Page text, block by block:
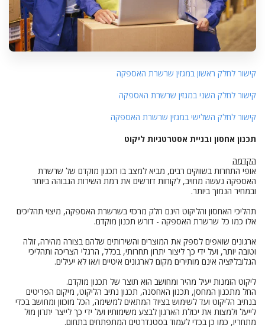
קישור לחלק ראשון במגזין שרשרת האספקה
קישור לחלק השני במגזין שרשרת האספקה
קישור לחלק השלישי במגזין שרשרת האספקה
תכנון אחסון ובניית אסטרטגיות ליקוט
הקדמה
אופי התחרות בשווקים רבים, מביא למצב בו תכנון מוקדם של שרשרת
האספקה נעשה מחויב, לקוחות דורשים את רמת השירות הגבוהה ביותר
ובמחיר הנמוך ביותר.
תהליכי האחסון והליקוט הינם חלק מרכזי בשרשרת האספקה, מיצוי תהליכים
אלו כמו כל שרשרת האספקה - דורש תכנון מוקדם.
ארגונים שואפים לספק את המוצרים והשירותים שלהם בצורה מהירה, זולה
וטובה יותר, ועל ידי כך ליצור יתרון תחרותי, בכלל, הרגלי הצריכה ותהליכי
הגלובליזציה אינם מותירים מקום לארגונים איטיים ו/או לא יעילים.
ליקוט הזמנות יעיל מהיר ומחושב הוא תוצר של תכנון מוקדם.
החל מתכנון המחסן, תכנון האחסנה, תכנון נתיב הליקוט, מיקום הפריטים
בנתיב הליקוט ועד לשימוש בציוד המתאים למשימה, הכל מוכוון ומחושב בכדי
לייעל ולמצות את יכולת הארגון לבצע משימותיו ועל ידי כך לייצר יתרון מול
מתחריו, כמו כן בכדי לעמוד בסטנדרטים המתפתחים בתחום.